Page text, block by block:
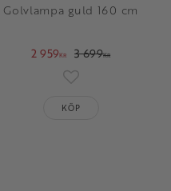
Golvlampa guld 160 cm
2 959KR 3 699KR
Lägg till i
KÖP